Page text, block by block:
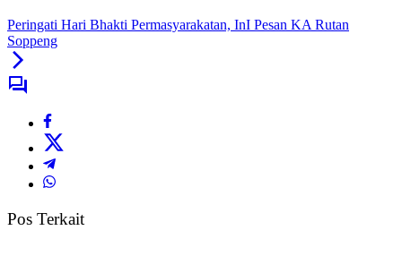
Peringati Hari Bhakti Permasyarakatan, InI Pesan KA Rutan
Soppeng
Pos Terkait